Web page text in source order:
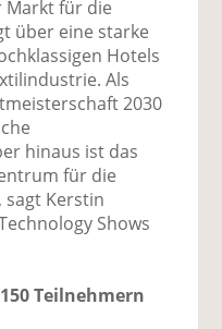
te
il
e
n
il
e
n
n
d
e
n
Markt für die
über eine starke
Hotels
Als
2030
hinaus ist das
für die
sagt Kerstin
Shows
Teilnehmern